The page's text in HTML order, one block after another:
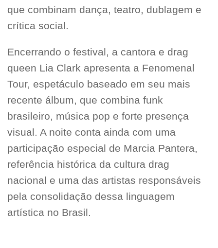
que combinam dança, teatro, dublagem e
crítica social.
Encerrando o festival, a cantora e drag
queen Lia Clark apresenta a Fenomenal
Tour, espetáculo baseado em seu mais
recente álbum, que combina funk
brasileiro, música pop e forte presença
visual. A noite conta ainda com uma
participação especial de Marcia Pantera,
referência histórica da cultura drag
nacional e uma das artistas responsáveis
pela consolidação dessa linguagem
artística no Brasil.